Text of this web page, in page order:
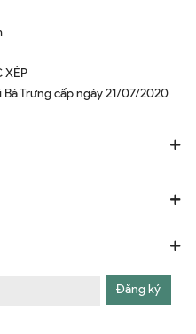
XÉP
Trưng cấp ngày 21/07/2020
Đăng ký